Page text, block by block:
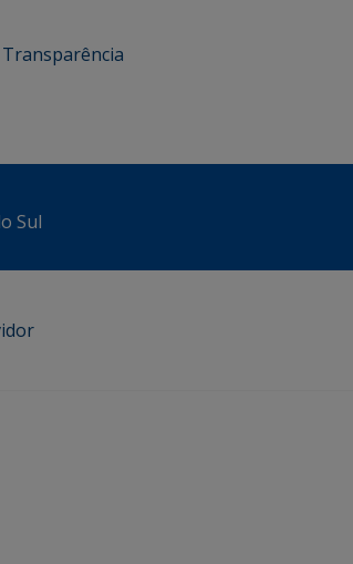
Transparência
Sul